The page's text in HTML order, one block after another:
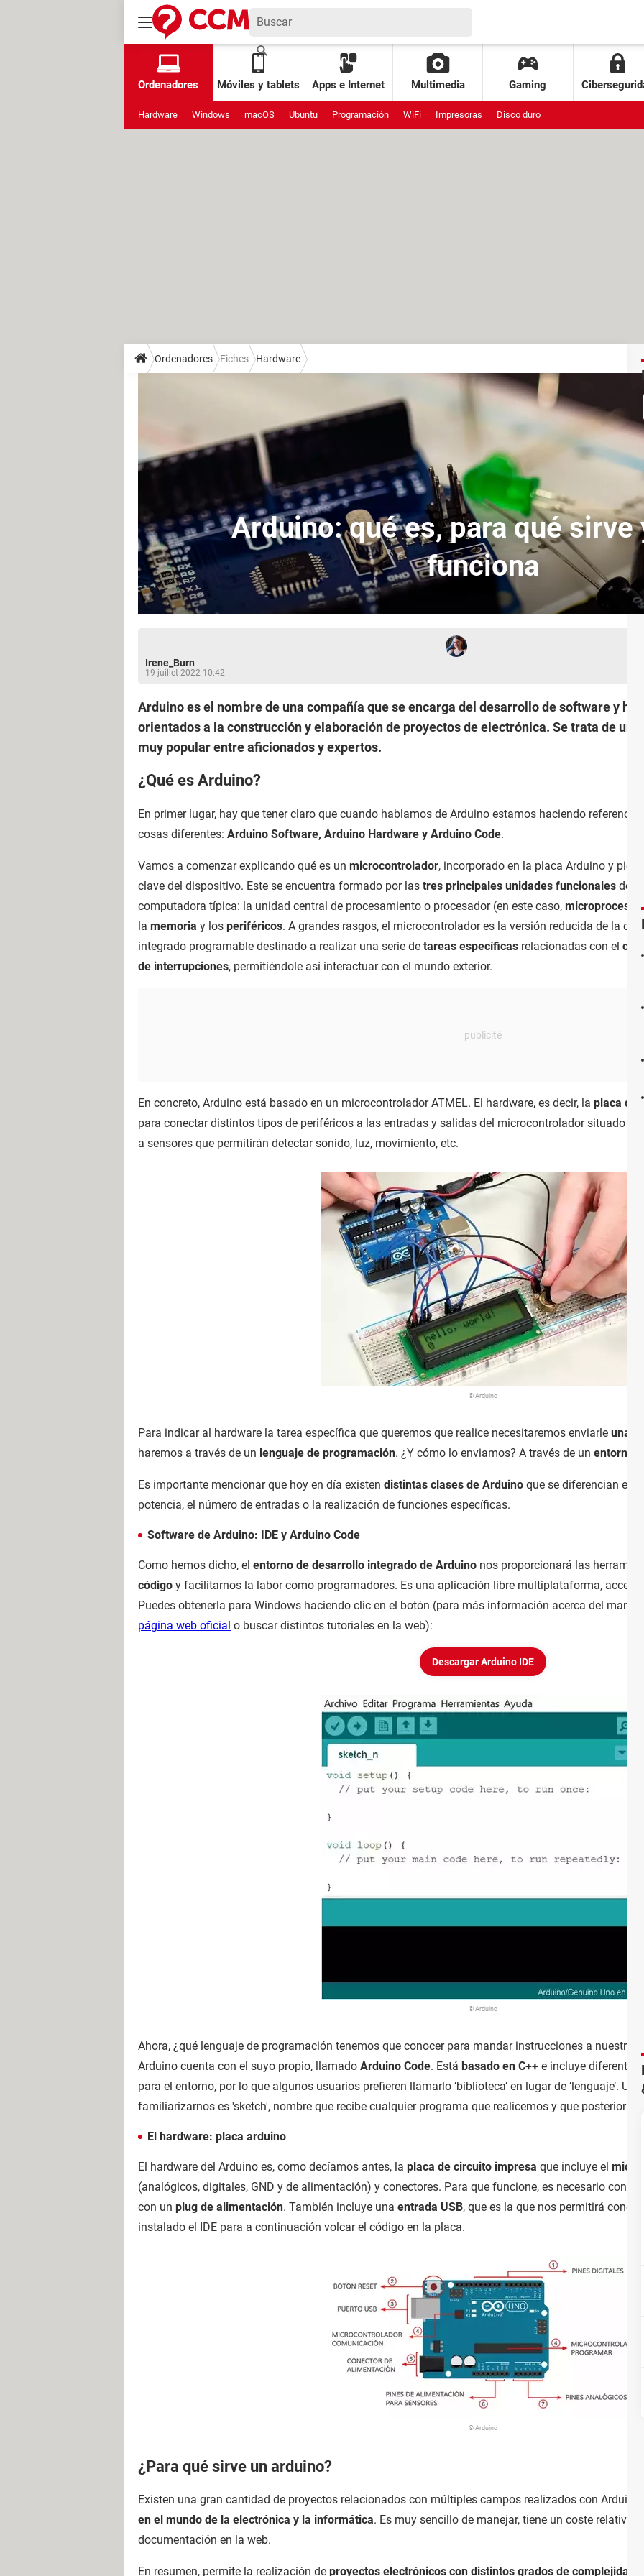
Ordenadores Móviles y tablets Apps e Internet Multimedia Gaming
Hardware Windows macOS Ubuntu Programación WiFi Impresoras Disco duro
Ordenadores Fiches Hardware
Arduino: qué es, para qué sirve
funciona
Irene_Burn
19 juillet 2022 10:42
Arduino es el nombre de una compañía que se encarga del desarrollo de software y
orientados a la construcción y elaboración de proyectos de electrónica. Se trata de una
muy popular entre aficionados y expertos.
¿Qué es Arduino?
En primer lugar, hay que tener claro que cuando hablamos de Arduino estamos haciendo referencia a
cosas diferentes: Arduino Software, Arduino Hardware y Arduino Code.
Vamos a comenzar explicando qué es un microcontrolador, incorporado en la placa Arduino y pieza
clave del dispositivo. Este se encuentra formado por las tres principales unidades funcionales de
computadora típica: la unidad central de procesamiento o procesador (en este caso,
la memoria y los periféricos. A grandes rasgos, el microcontrolador es la versión reducida de la
integrado programable destinado a realizar una serie de tareas específicas relacionadas con el
de interrupciones, permitiéndole así interactuar con el mundo exterior.
En concreto, Arduino está basado en un microcontrolador ATMEL. El hardware, es decir, la placa de
para conectar distintos tipos de periféricos a las entradas y salidas del microcontrolador situado en
a sensores que permitirán detectar sonido, luz, movimiento, etc.
© Arduino
Para indicar al hardware la tarea específica que queremos que realice necesitaremos enviarle una
haremos a través de un lenguaje de programación. ¿Y cómo lo enviamos? A través de un entorno
Es importante mencionar que hoy en día existen distintas clases de Arduino que se diferencian
potencia, el número de entradas o la realización de funciones específicas.
Software de Arduino: IDE y Arduino Code
Como hemos dicho, el entorno de desarrollo integrado de Arduino nos proporcionará las
código y facilitarnos la labor como programadores. Es una aplicación libre multiplataforma,
Puedes obtenerla para Windows haciendo clic en el botón (para más información acerca del manejo
página web oficial o buscar distintos tutoriales en la web):
Descargar Arduino IDE
© Arduino
Ahora, ¿qué lenguaje de programación tenemos que conocer para mandar instrucciones a nuestros
Arduino cuenta con el suyo propio, llamado Arduino Code. Está basado en C++ e incluye diferentes
para el entorno, por lo que algunos usuarios prefieren llamarlo ‘biblioteca’ en lugar de ‘lenguaje’. Un
familiarizarnos es 'sketch', nombre que recibe cualquier programa que realicemos y que
El hardware: placa arduino
El hardware del Arduino es, como decíamos antes, la placa de circuito impresa que incluye el
(analógicos, digitales, GND y de alimentación) y conectores. Para que funcione, es necesario
con un plug de alimentación. También incluye una entrada USB, que es la que nos permitirá
instalado el IDE para a continuación volcar el código en la placa.
© Arduino
¿Para qué sirve un arduino?
Existen una gran cantidad de proyectos relacionados con múltiples campos realizados con Arduino
en el mundo de la electrónica y la informática. Es muy sencillo de manejar, tiene un coste
documentación en la web.
En resumen, permite la realización de proyectos electrónicos con distintos grados de complejidad